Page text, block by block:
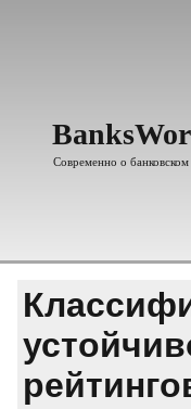
Современно о банковском